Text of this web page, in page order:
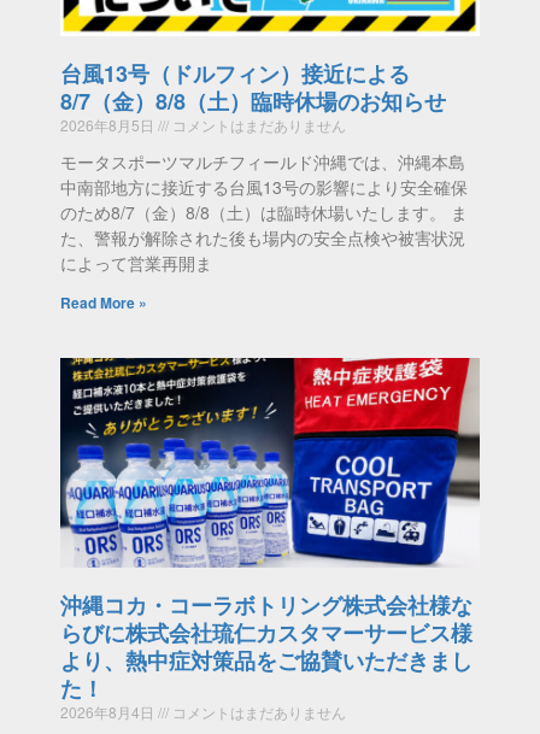
台風13号（ドルフィン）接近による
8/7（金）8/8（土）臨時休場のお知らせ
2026年8月5日 コメントはまだありません
モータスポーツマルチフィールド沖縄では、沖縄本島
中南部地方に接近する台風13号の影響により安全確保
のため8/7（金）8/8（土）は臨時休場いたします。 ま
た、警報が解除された後も場内の安全点検や被害状況
によって営業再開ま
Read More »
沖縄コカ・コーラボトリング株式会社様な
らびに株式会社琉仁カスタマーサービス様
より、熱中症対策品をご協賛いただきまし
た！
2026年8月4日 コメントはまだありません